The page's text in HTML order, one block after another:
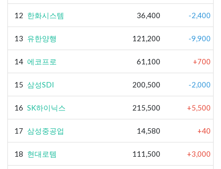
12 한화시스템 36,400 -2,400
13 유한양행 121,200 -9,900
14 에코프로 61,100 +700
15 삼성SDI 200,500 -2,000
16 SK하이닉스 215,500 +5,500
17 삼성중공업 14,580 +40
18 현대로템 111,500 +3,000